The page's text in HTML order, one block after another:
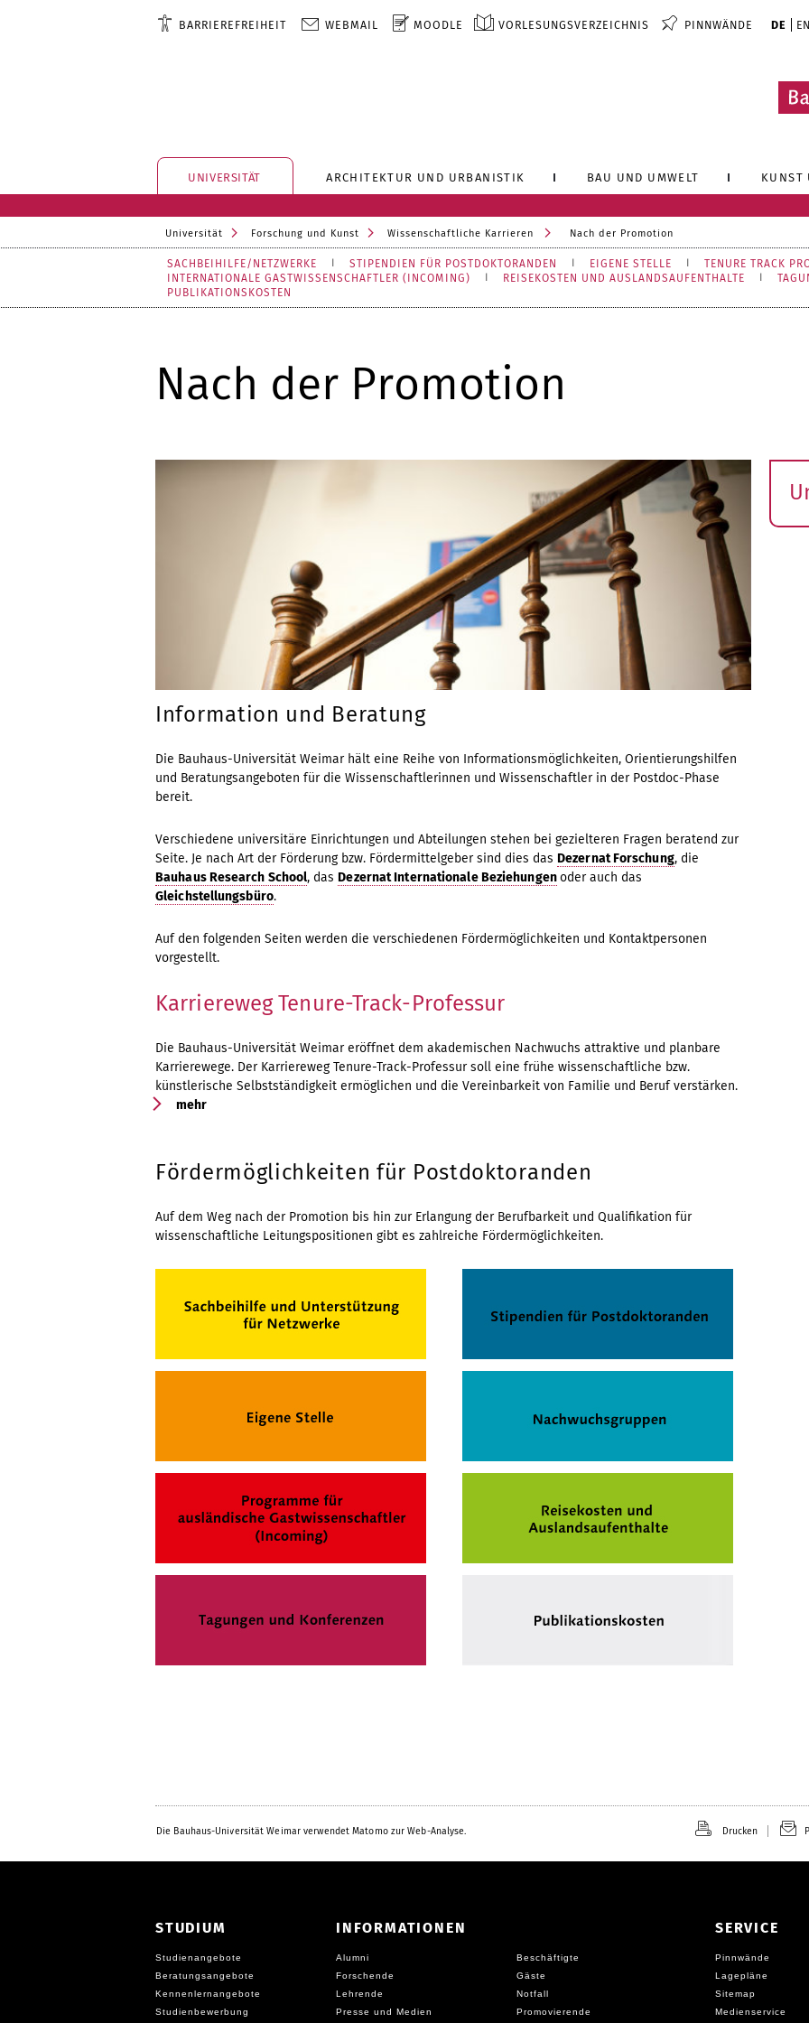
BARRIEREFREIHEIT WEBMAIL MOODLE VORLESUNGSVERZEICHNIS PINNWÄNDE DE EN
UNIVERSITÄT ARCHITEKTUR UND URBANISTIK BAU UND UMWELT KUNST
Universität Forschung und Kunst Wissenschaftliche Karrieren Nach der Promotion
SACHBEIHILFE/NETZWERKE STIPENDIEN FÜR POSTDOKTORANDEN EIGENE STELLE TENURE TRACK
INTERNATIONALE GASTWISSENSCHAFTLER (INCOMING)
REISEKOSTEN UND AUSLANDSAUFENTHALTE
PUBLIKATIONSKOSTEN
Nach der Promotion
Information und Beratung
Die Bauhaus-Universität Weimar hält eine Reihe von Informationsmöglichkeiten, Orientierungshilfen
und Beratungsangeboten für die Wissenschaftlerinnen und Wissenschaftler in der Postdoc-Phase
bereit.
Verschiedene universitäre Einrichtungen und Abteilungen stehen bei gezielteren Fragen beratend zur
Seite. Je nach Art der Förderung bzw. Fördermittelgeber sind dies das Dezernat Forschung, die
Bauhaus Research School, dasDezernat Internationale Beziehungen oder auch das
Gleichstellungsbüro.
Auf den folgenden Seiten werden die verschiedenen Fördermöglichkeiten und Kontaktpersonen
vorgestellt.
Karriereweg Tenure-Track-Professur
Die Bauhaus-Universität Weimar eröffnet dem akademischen Nachwuchs attraktive und planbare
Karrierewege. Der Karriereweg Tenure-Track-Professur soll eine frühe wissenschaftliche bzw.
künstlerische Selbstständigkeit ermöglichen und die Vereinbarkeit von Familie und Beruf verstärken.
mehr
Fördermöglichkeiten für Postdoktoranden
Auf dem Weg nach der Promotion bis hin zur Erlangung der Berufbarkeit und Qualifikation für
wissenschaftliche Leitungspositionen gibt es zahlreiche Fördermöglichkeiten.
Die Bauhaus-Universität Weimar verwendet Matomo zur Web-Analyse. Drucken
STUDIUM
Studienangebote
Beratungsangebote
Kennenlernangebote
Studienbewerbung
INFORMATIONEN
Alumni
Beschäftigte
Forschende
Gäste
Lehrende
Notfall
Presse und Medien
Promovierende
SERVICE
Pinnwände
Lagepläne
Sitemap
Medienservice